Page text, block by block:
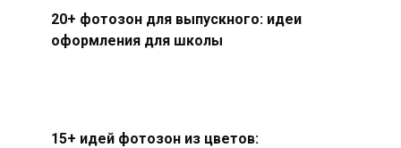
20+ фотозон для выпускного: идеи
оформления для школы
15+ идей фотозон из цветов: